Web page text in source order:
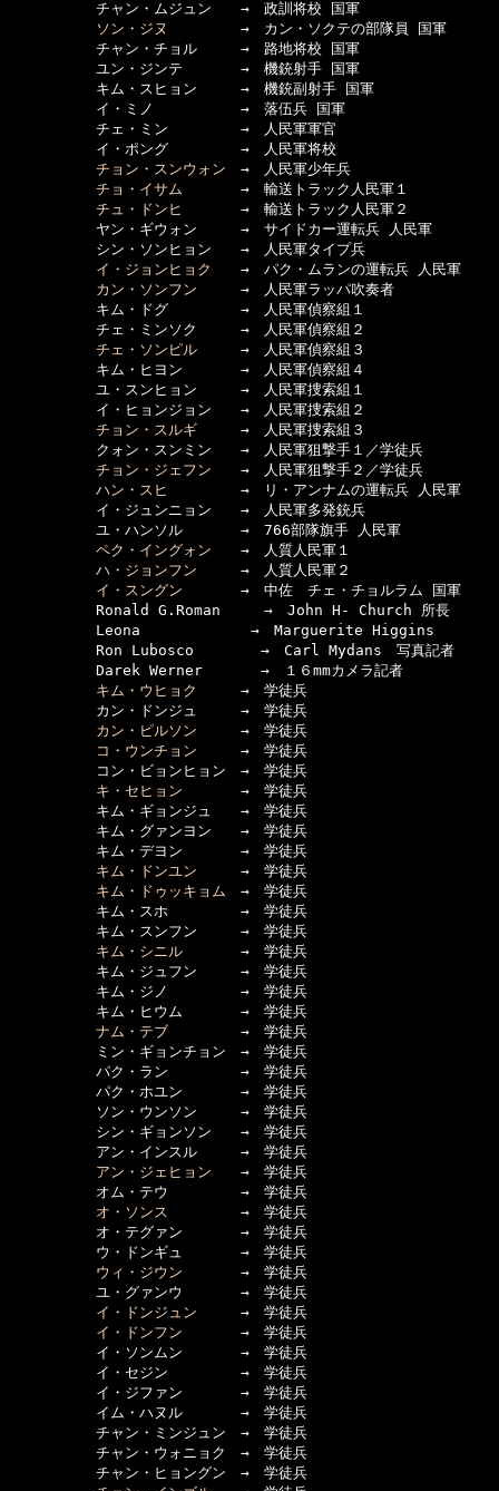
チャン・ムジュン　　→　政訓将校 国軍
ソン・ジヌ
→　カン・ソクテの部隊員 国軍
チャン・チョル　　　→　路地将校 国軍
ユン・ジンテ　　　　→　機銃射手 国軍
キム・スヒョン　　　→　機銃副射手 国軍
イ・ミノ　　　　　　→　落伍兵 国軍
チェ・ミン　　　　　→　人民軍軍官
イ・ポング　　　　　→　人民軍将校
チョン・スンウォン →　人民軍少年兵
チョ・イサム →　輸送トラック人民軍１
チュ・ドンヒ
→　輸送トラック人民軍２
ヤン・ギウォン　　　→　サイドカー運転兵 人民軍
シン・ソンヒョン　　→　人民軍タイプ兵
イ・ジョンヒョク
→　パク・ムランの運転兵 人民軍
カン・ソンフン →　人民軍ラッパ吹奏者
キム・ドグ　　　　　→　人民軍偵察組１
チェ・ミンソク　　　→　人民軍偵察組２
チェ・ソンピル →　人民軍偵察組３
キム・ヒヨン　　　　→　人民軍偵察組４
ユ・スンヒョン　　　→　人民軍捜索組１
イ・ヒョンジョン　　→　人民軍捜索組２
チョン・スルギ →　人民軍捜索組３
クォン・スンミン　　→　人民軍狙撃手１／学徒兵
チョン・ジェフン →　人民軍狙撃手２／学徒兵
ハン・スヒ
→　リ・アンナムの運転兵 人民軍
イ・ジュンニョン　　→　人民軍多発銃兵
ユ・ハンソル　　　　→　766部隊旗手 人民軍
ペク・イングォン →　人質人民軍１
ハ・ジョンフン →　人質人民軍２
イ・スングン →　中佐　チェ・チョルラム 国軍
Ronald G.Roman　　　→　John H- Church 所長
Leona 　　　　　　　→　Marguerite Higgins
Ron Lubosco 　　　　→　Carl Mydans　写真記者
Darek Werner　　　　→　１６mmカメラ記者
キム・ウヒョク
→　学徒兵
カン・ドンジュ　　　→　学徒兵
カン・ピルソン →　学徒兵
コ・ウンチョン →　学徒兵
コン・ビョンヒョン　→　学徒兵
キ・セヒョン →　学徒兵
キム・ギョンジュ　　→　学徒兵
キム・グァンヨン　　→　学徒兵
キム・デヨン　　　　→　学徒兵
キム・ドンユン →　学徒兵
キム・ドゥッキョム →　学徒兵
キム・スホ　　　　　→　学徒兵
キム・スンフン　　　→　学徒兵
キム・シニル →　学徒兵
キム・ジュフン　　　→　学徒兵
キム・ジノ　　　　　→　学徒兵
キム・ヒウム　　　　→　学徒兵
ナム・テブ →　学徒兵
ミン・ギョンチョン　→　学徒兵
パク・ラン　　　　　→　学徒兵
パク・ホユン　　　　→　学徒兵
ソン・ウンソン　　　→　学徒兵
シン・ギョンソン　　→　学徒兵
アン・インスル　　　→　学徒兵
アン・ジェヒョン →　学徒兵
オム・テウ　　　　　→　学徒兵
オ・ソンス →　学徒兵
オ・テグァン　　　　→　学徒兵
ウ・ドンギュ　　　　→　学徒兵
ウィ・ジウン →　学徒兵
ユ・グァンウ　　　　→　学徒兵
イ・ドンジュン →　学徒兵
イ・ドンフン →　学徒兵
イ・ソンムン　　　　→　学徒兵
イ・セジン　　　　　→　学徒兵
イ・ジファン　　　　→　学徒兵
イム・ハヌル　　　　→　学徒兵
チャン・ミンジュン　→　学徒兵
チャン・ウォニョク　→　学徒兵
チャン・ヒョングン　→　学徒兵